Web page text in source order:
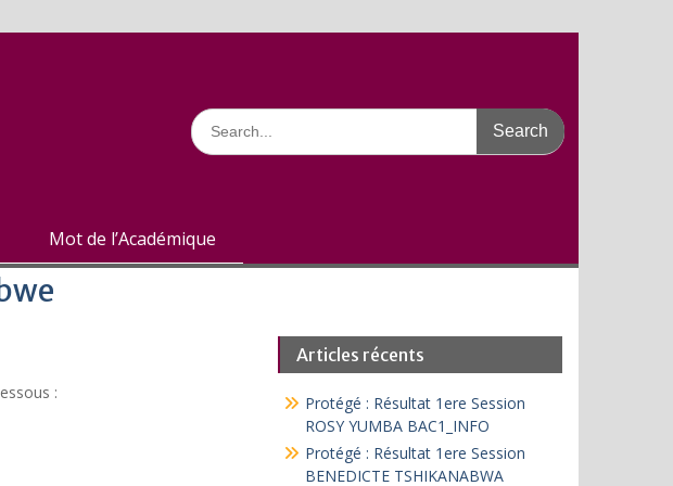
Search
for:
Mot de l’Académique
:
Articles récents
Protégé : Résultat 1ere Session
ROSY YUMBA BAC1_INFO
Protégé : Résultat 1ere Session
BENEDICTE TSHIKANABWA